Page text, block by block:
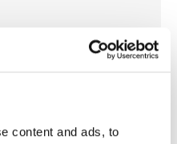
content and ads, to